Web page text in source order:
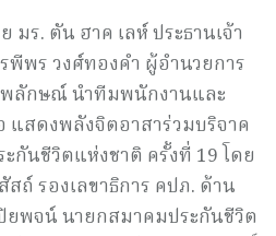
มร. ตัน ฮาค เลห์ ประธานเจ้า
พีพร วงศ์ทองคำ ผู้อำนวยการ
ลักษณ์ นำทีมพนักงานและ
แสดงพลังจิตอาสาร่วมบริจาค
ะกันชีวิตแห่งชาติ ครั้งที่ 19 โดย
สถ์ รองเลขาธิการ คปภ. ด้าน
พจน์ นายกสมาคมประกันชีวิต